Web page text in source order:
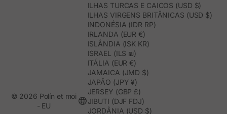
ILHAS TURCAS E CAICOS (USD $)
ILHAS VIRGENS BRITÂNICAS (USD $)
INDONÉSIA (IDR RP)
IRLANDA (EUR €)
ISLÂNDIA (ISK KR)
ISRAEL (ILS ₪)
ITÁLIA (EUR €)
JAMAICA (JMD $)
JAPÃO (JPY ¥)
JERSEY (GBP £)
JIBUTI (DJF FDJ)
JORDÂNIA (USD $)
© 2026 Polín et moi
- EU